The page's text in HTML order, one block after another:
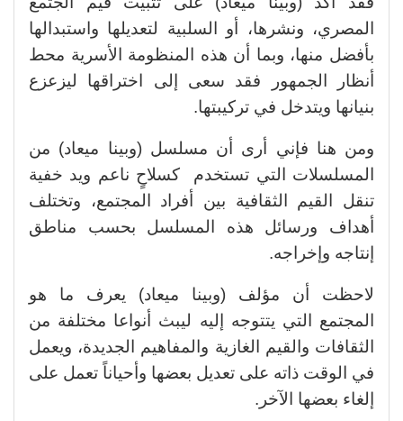
المصري، ونشرها، أو السلبية لتعديلها واستبدالها
بأفضل منها، وبما أن هذه المنظومة الأسرية محط
أنظار الجمهور فقد سعى إلى اختراقها ليزعزع
بنيانها ويتدخل في تركيبتها.
ومن هنا فإني أرى أن مسلسل (وبينا ميعاد) من
المسلسلات التي تستخدم كسلاحٍ ناعم ويد خفية
تنقل القيم الثقافية بين أفراد المجتمع، وتختلف
أهداف ورسائل هذه المسلسل بحسب مناطق
إنتاجه وإخراجه.
لاحظت أن مؤلف (وبينا ميعاد) يعرف ما هو
المجتمع التي يتتوجه إليه ليبث أنواعا مختلفة من
الثقافات والقيم الغازية والمفاهيم الجديدة، ويعمل
في الوقت ذاته على تعديل بعضها وأحياناً تعمل على
إلغاء بعضها الآخر.